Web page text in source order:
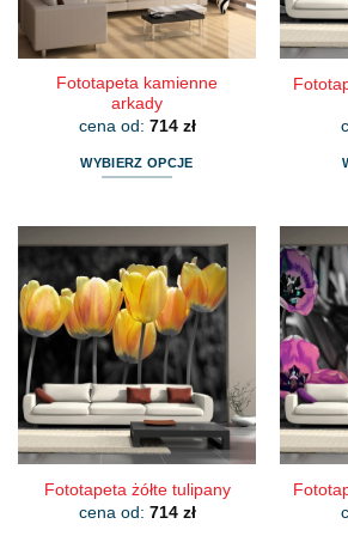
stronie
produktu
Fototapeta kamienne
arkady
cena od: 714 zł
WYBIERZ OPCJE
ma
wiele
wariantów.
Opcje
można
wybrać
na
stronie
produktu
Fototapeta żółte tulipany
cena od: 714 zł